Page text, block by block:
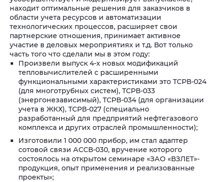
находит оптимальные решения для заказчиков в
области учета ресурсов и автоматизации
технологических процессов, расширяет свои
партнерские отношения, принимает активное
участие в деловых мероприятиях и т.д. Вот только
часть того что сделали мы в этом году:
Произвели выпуск 4-х новых модификаций
тепловычислителей с расширенными
функциональными характеристиками это ТСРВ-024
(для многотрубных систем), ТСРВ-033
(энергонезависимый), ТСРВ-034 (для организации
учета в ЖКХ), ТСРВ-027 (специально
разработанный для предприятий нефтегазового
комплекса и других отраслей промышленности);
Изготовили 1 000 000 прибор, им стал адаптер
сотовой связи АССВ-030, вручение которого
состоялось на открытом семинаре «ЗАО «ВЗЛЕТ»-
продукция, опыт применения и реализованные
проекты»;